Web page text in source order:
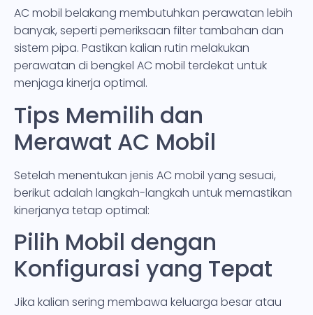
AC mobil belakang membutuhkan perawatan lebih
banyak, seperti pemeriksaan filter tambahan dan
sistem pipa. Pastikan kalian rutin melakukan
perawatan di bengkel AC mobil terdekat untuk
menjaga kinerja optimal.
Tips Memilih dan
Merawat AC Mobil
Setelah menentukan jenis AC mobil yang sesuai,
berikut adalah langkah-langkah untuk memastikan
kinerjanya tetap optimal:
Pilih Mobil dengan
Konfigurasi yang Tepat
Jika kalian sering membawa keluarga besar atau